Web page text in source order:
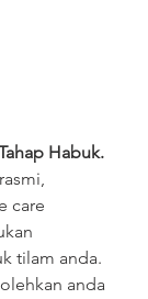
Habuk.
care
tilam anda.
anda